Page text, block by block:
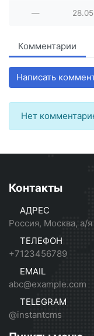
—
Комментарии
Написать
Нет
Контакты
АДРЕС
Россия, Москва, а/я
ТЕЛЕФОН
+7123456789
EMAIL
abc@example.com
TELEGRAM
@instantcms